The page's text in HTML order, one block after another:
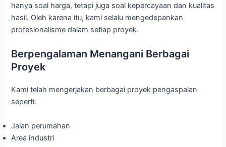
hanya soal harga, tetapi juga soal kepercayaan dan kualitas
hasil. Oleh karena itu, kami selalu mengedepankan
profesionalisme dalam setiap proyek.
Berpengalaman Menangani Berbagai
Proyek
Kami telah mengerjakan berbagai proyek pengaspalan
seperti:
Jalan perumahan
Area industri